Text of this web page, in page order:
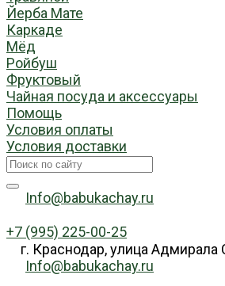
Йерба Мате
Каркаде
Мёд
Ройбуш
Фруктовый
Чайная посуда и аксессуары
Помощь
Условия оплаты
Условия доставки
Info@babukachay.ru
+7 (995) 225-00-25
г. Краснодар, улица Адмирала
Info@babukachay.ru